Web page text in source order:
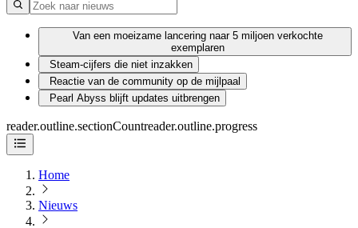
Van een moeizame lancering naar 5 miljoen verkochte
exemplaren
Steam-cijfers die niet inzakken
Reactie van de community op de mijlpaal
Pearl Abyss blijft updates uitbrengen
reader.outline.sectionCountreader.outline.progress
Home
Nieuws